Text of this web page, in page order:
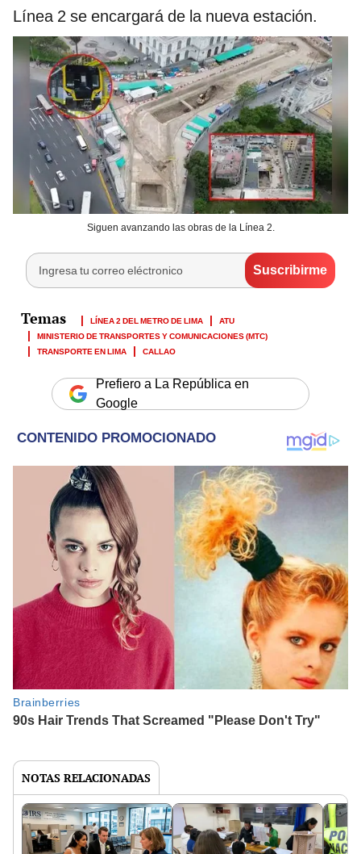
Línea 2 se encargará de la nueva estación.
Siguen avanzando las obras de la Línea 2.
LÍNEA 2 DEL METRO DE LIMA
ATU
MINISTERIO DE TRANSPORTES Y COMUNICACIONES (MTC)
TRANSPORTE EN LIMA
CALLAO
Prefiero a La República en
Google
NOTAS RELACIONADAS